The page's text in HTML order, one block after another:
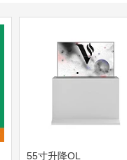
55寸升降OL